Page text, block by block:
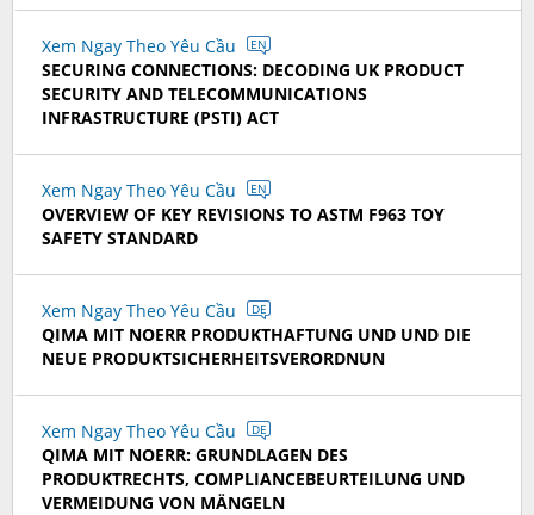
Xem Ngay Theo Yêu Cầu EN
SECURING CONNECTIONS: DECODING UK PRODUCT
SECURITY AND TELECOMMUNICATIONS
INFRASTRUCTURE (PSTI) ACT
Xem Ngay Theo Yêu Cầu EN
OVERVIEW OF KEY REVISIONS TO ASTM F963 TOY
SAFETY STANDARD
Xem Ngay Theo Yêu Cầu DE
QIMA MIT NOERR PRODUKTHAFTUNG UND UND DIE
NEUE PRODUKTSICHERHEITSVERORDNUN
Xem Ngay Theo Yêu Cầu DE
QIMA MIT NOERR: GRUNDLAGEN DES
PRODUKTRECHTS, COMPLIANCEBEURTEILUNG UND
VERMEIDUNG VON MÄNGELN